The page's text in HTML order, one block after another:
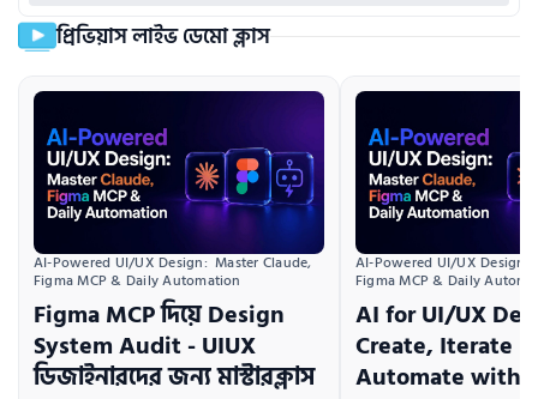
প্রিভিয়াস লাইভ ডেমো ক্লাস
AI-Powered UI/UX Design:  Master Claude,
Figma MCP & Daily Automation
Figma MCP দিয়ে Design
System Audit - UIUX
ডিজাইনারদের জন্য মাস্টারক্লাস
AI-Powered UI/UX Design:
Figma MCP & Daily
AI for UI/UX
Create, Iterate &
Automate with